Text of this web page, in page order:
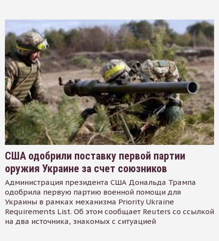
США одобрили поставку первой партии
оружия Украине за счет союзников
Администрация президента США Дональда Трампа
одобрила первую партию военной помощи для
Украины в рамках механизма Priority Ukraine
Requirements List. Об этом сообщает Reuters со ссылкой
на два источника, знакомых с ситуацией